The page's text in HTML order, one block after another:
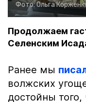
Фото:Ольга
Продолжаем
Селенским
Ранее мы
волжских
достойны